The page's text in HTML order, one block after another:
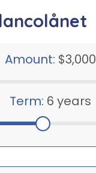
Amount: $3,000
Term: 6 years